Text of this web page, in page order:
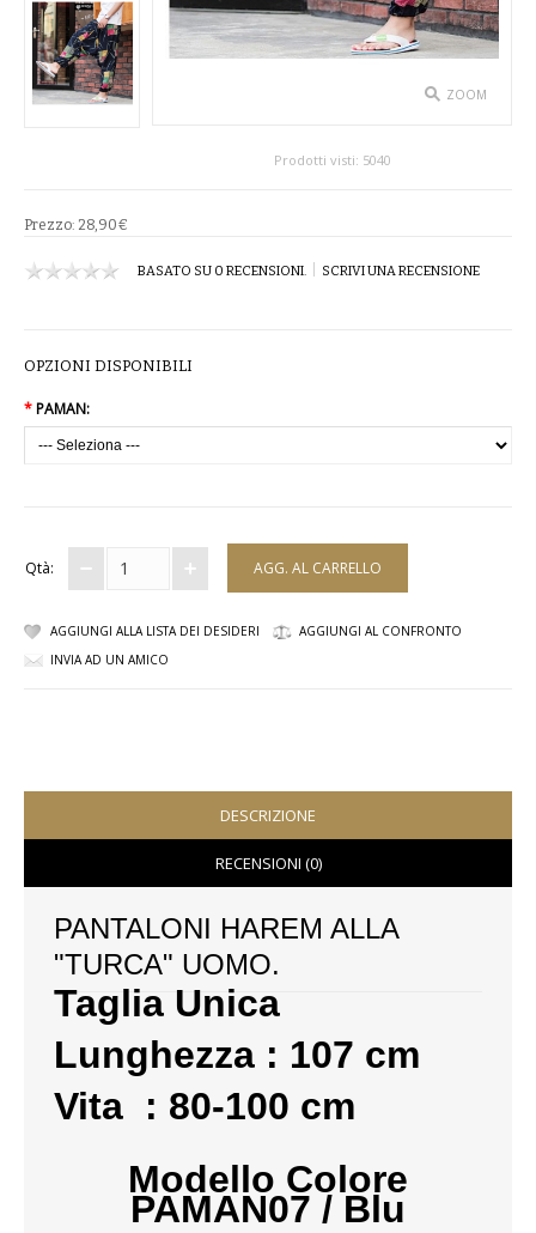
SPETTACOLO
ABITI TEATRALI
SOTTOGONNE
VELI
COMPLETI
COSTUMI E COPRICOSTUMI
PANTALONI
PIGIAMI
TOP
TUTE E FELPE
TUTE PANTALONI
VESTITI
ABBIGLIAMENTO SPORTIVO
ZOOM
Prodotti visti: 5040
Prezzo: 28,90€
BASATO SU 0 RECENSIONI. SCRIVI UNA RECENSIONE
OPZIONI DISPONIBILI
*PAMAN:
Qtà:
AGGIUNGI ALLA LISTA DEI DESIDERI
AGGIUNGI AL CONFRONTO
INVIA AD UN AMICO
DESCRIZIONE
RECENSIONI (0)
PANTALONI HAREM ALLA
"TURCA" UOMO.
Taglia Unica
Lunghezza : 107 cm
Vita : 80-100 cm
Modello Colore
PAMAN07 / Blu